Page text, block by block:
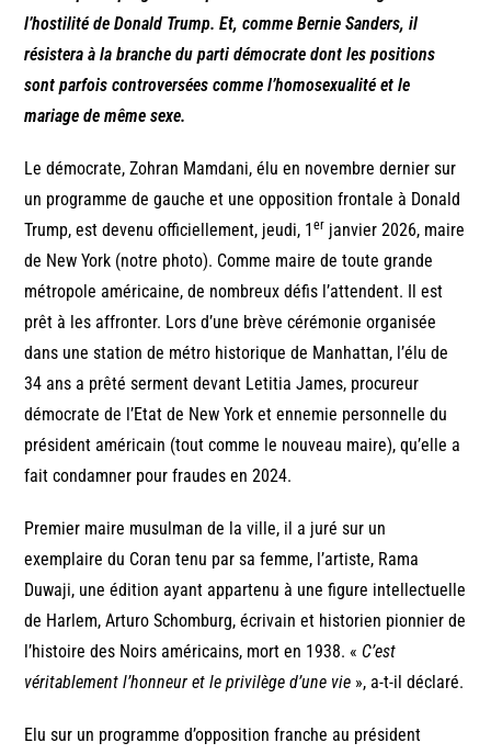
l’hostilité de Donald Trump. Et, comme Bernie Sanders, il
résistera à la branche du parti démocrate dont les positions
sont parfois controversées comme l’homosexualité et le
mariage de même sexe.
Le démocrate, Zohran Mamdani, élu en novembre dernier sur
un programme de gauche et une opposition frontale à Donald
Trump, est devenu officiellement, jeudi, 1er janvier 2026, maire
de New York (notre photo). Comme maire de toute grande
métropole américaine, de nombreux défis l’attendent. Il est
prêt à les affronter. Lors d’une brève cérémonie organisée
dans une station de métro historique de Manhattan, l’élu de
34 ans a prêté serment devant Letitia James, procureur
démocrate de l’Etat de New York et ennemie personnelle du
président américain (tout comme le nouveau maire), qu’elle a
fait condamner pour fraudes en 2024.
Premier maire musulman de la ville, il a juré sur un
exemplaire du Coran tenu par sa femme, l’artiste, Rama
Duwaji, une édition ayant appartenu à une figure intellectuelle
de Harlem, Arturo Schomburg, écrivain et historien pionnier de
l’histoire des Noirs américains, mort en 1938. « C’est
véritablement l’honneur et le privilège d’une vie », a-t-il déclaré.
Elu sur un programme d’opposition franche au président